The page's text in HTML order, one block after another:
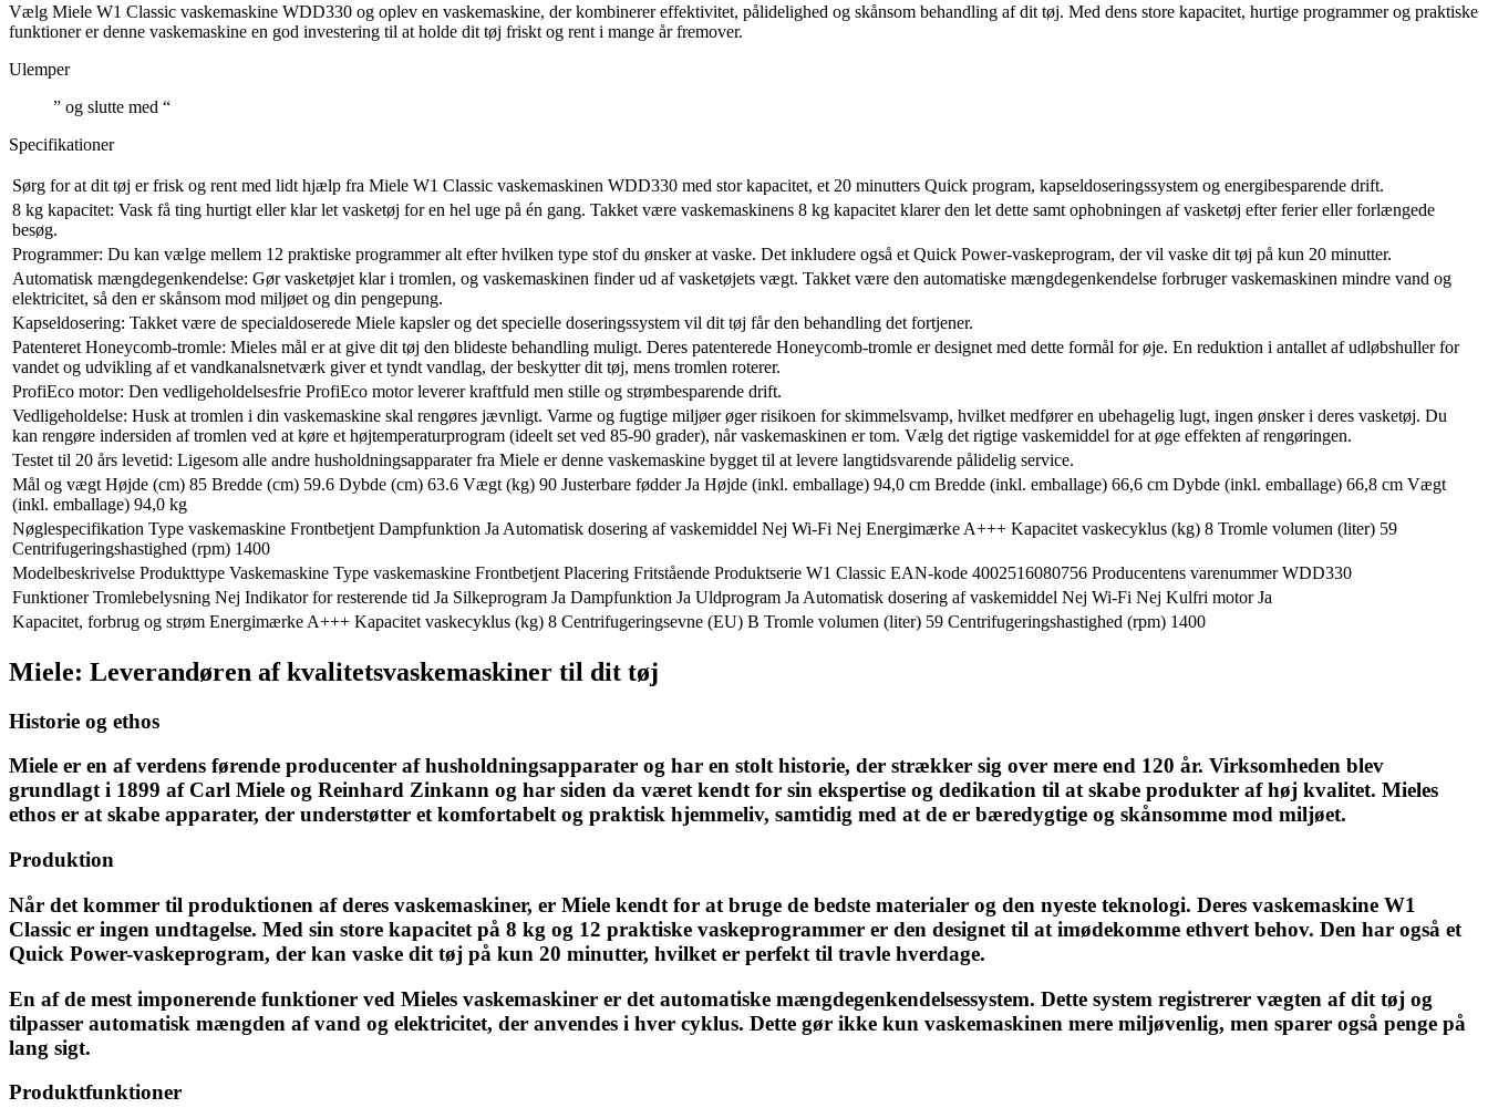
Vælg Miele W1 Classic vaskemaskine WDD330 og oplev en vaskemaskine, der kombinerer effektivitet, pålidelighed og skånsom behandling af dit tøj. Med dens store kapacitet, hurtige programmer og praktiske
funktioner er denne vaskemaskine en god investering til at holde dit tøj friskt og rent i mange år fremover.
Ulemper
” og slutte med “
Specifikationer
Sørg for at dit tøj er frisk og rent med lidt hjælp fra Miele W1 Classic vaskemaskinen WDD330 med stor kapacitet, et 20 minutters Quick program, kapseldoseringssystem og energibesparende drift.
8 kg kapacitet: Vask få ting hurtigt eller klar let vasketøj for en hel uge på én gang. Takket være vaskemaskinens 8 kg kapacitet klarer den let dette samt ophobningen af vasketøj efter ferier eller forlængede
besøg.
Programmer: Du kan vælge mellem 12 praktiske programmer alt efter hvilken type stof du ønsker at vaske. Det inkludere også et Quick Power-vaskeprogram, der vil vaske dit tøj på kun 20 minutter.
Automatisk mængdegenkendelse: Gør vasketøjet klar i tromlen, og vaskemaskinen finder ud af vasketøjets vægt. Takket være den automatiske mængdegenkendelse forbruger vaskemaskinen mindre vand og
elektricitet, så den er skånsom mod miljøet og din pengepung.
Kapseldosering: Takket være de specialdoserede Miele kapsler og det specielle doseringssystem vil dit tøj får den behandling det fortjener.
Patenteret Honeycomb-tromle: Mieles mål er at give dit tøj den blideste behandling muligt. Deres patenterede Honeycomb-tromle er designet med dette formål for øje. En reduktion i antallet af udløbshuller for
vandet og udvikling af et vandkanalsnetværk giver et tyndt vandlag, der beskytter dit tøj, mens tromlen roterer.
ProfiEco motor: Den vedligeholdelsesfrie ProfiEco motor leverer kraftfuld men stille og strømbesparende drift.
Vedligeholdelse: Husk at tromlen i din vaskemaskine skal rengøres jævnligt. Varme og fugtige miljøer øger risikoen for skimmelsvamp, hvilket medfører en ubehagelig lugt, ingen ønsker i deres vasketøj. Du
kan rengøre indersiden af tromlen ved at køre et højtemperaturprogram (ideelt set ved 85-90 grader), når vaskemaskinen er tom. Vælg det rigtige vaskemiddel for at øge effekten af rengøringen.
Testet til 20 års levetid: Ligesom alle andre husholdningsapparater fra Miele er denne vaskemaskine bygget til at levere langtidsvarende pålidelig service.
Mål og vægt Højde (cm) 85 Bredde (cm) 59.6 Dybde (cm) 63.6 Vægt (kg) 90 Justerbare fødder Ja Højde (inkl. emballage) 94,0 cm Bredde (inkl. emballage) 66,6 cm Dybde (inkl. emballage) 66,8 cm Vægt
(inkl. emballage) 94,0 kg
Nøglespecifikation Type vaskemaskine Frontbetjent Dampfunktion Ja Automatisk dosering af vaskemiddel Nej Wi-Fi Nej Energimærke A+++ Kapacitet vaskecyklus (kg) 8 Tromle volumen (liter) 59
Centrifugeringshastighed (rpm) 1400
Modelbeskrivelse Produkttype Vaskemaskine Type vaskemaskine Frontbetjent Placering Fritstående Produktserie W1 Classic EAN-kode 4002516080756 Producentens varenummer WDD330
Funktioner Tromlebelysning Nej Indikator for resterende tid Ja Silkeprogram Ja Dampfunktion Ja Uldprogram Ja Automatisk dosering af vaskemiddel Nej Wi-Fi Nej Kulfri motor Ja
Kapacitet, forbrug og strøm Energimærke A+++ Kapacitet vaskecyklus (kg) 8 Centrifugeringsevne (EU) B Tromle volumen (liter) 59 Centrifugeringshastighed (rpm) 1400
Miele: Leverandøren af kvalitetsvaskemaskiner til dit tøj
Historie og ethos
Miele er en af verdens førende producenter af husholdningsapparater og har en stolt historie, der strækker sig over mere end 120 år. Virksomheden blev
grundlagt i 1899 af Carl Miele og Reinhard Zinkann og har siden da været kendt for sin ekspertise og dedikation til at skabe produkter af høj kvalitet. Mieles
ethos er at skabe apparater, der understøtter et komfortabelt og praktisk hjemmeliv, samtidig med at de er bæredygtige og skånsomme mod miljøet.
Produktion
Når det kommer til produktionen af deres vaskemaskiner, er Miele kendt for at bruge de bedste materialer og den nyeste teknologi. Deres vaskemaskine W1
Classic er ingen undtagelse. Med sin store kapacitet på 8 kg og 12 praktiske vaskeprogrammer er den designet til at imødekomme ethvert behov. Den har også et
Quick Power-vaskeprogram, der kan vaske dit tøj på kun 20 minutter, hvilket er perfekt til travle hverdage.
En af de mest imponerende funktioner ved Mieles vaskemaskiner er det automatiske mængdegenkendelsessystem. Dette system registrerer vægten af dit tøj og
tilpasser automatisk mængden af vand og elektricitet, der anvendes i hver cyklus. Dette gør ikke kun vaskemaskinen mere miljøvenlig, men sparer også penge på
lang sigt.
Produktfunktioner